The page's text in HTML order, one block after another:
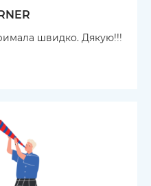
швидко. Дякую!!!